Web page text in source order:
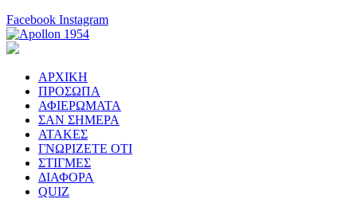
Facebook Instagram
ΑΡΧΙΚΗ
ΠΡΟΣΩΠΑ
ΑΦΙΕΡΩΜΑΤΑ
ΣΑΝ ΣΗΜΕΡΑ
ΑΤΑΚΕΣ
ΓΝΩΡΙΖΕΤΕ ΟΤΙ
ΣΤΙΓΜΕΣ
ΔΙΑΦΟΡΑ
QUIZ